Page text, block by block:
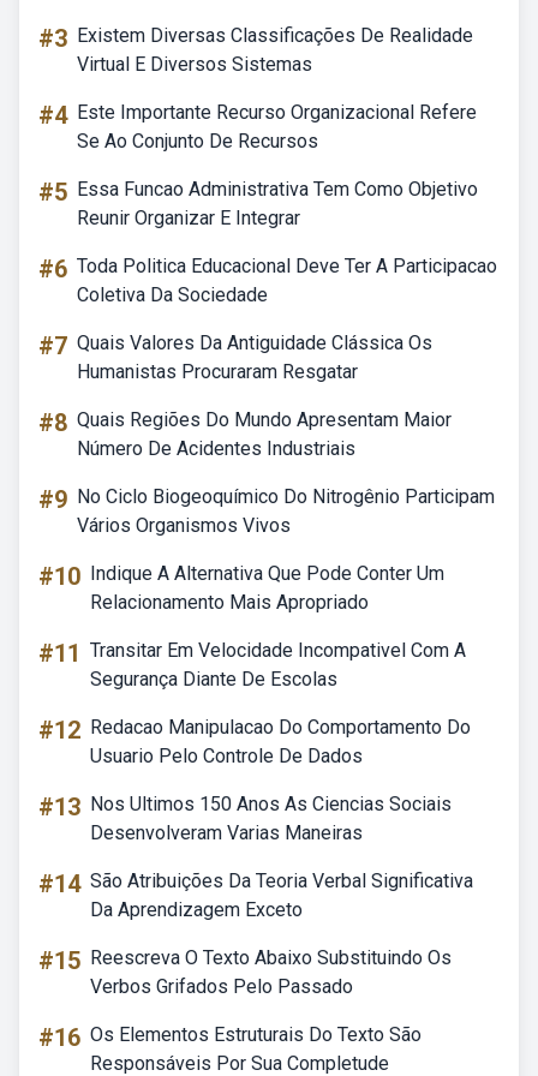
#3 Existem Diversas Classificações De Realidade
Virtual E Diversos Sistemas
#4 Este Importante Recurso Organizacional Refere
Se Ao Conjunto De Recursos
#5 Essa Funcao Administrativa Tem Como Objetivo
Reunir Organizar E Integrar
#6 Toda Politica Educacional Deve Ter A Participacao
Coletiva Da Sociedade
#7 Quais Valores Da Antiguidade Clássica Os
Humanistas Procuraram Resgatar
#8 Quais Regiões Do Mundo Apresentam Maior
Número De Acidentes Industriais
#9 No Ciclo Biogeoquímico Do Nitrogênio Participam
Vários Organismos Vivos
#10 Indique A Alternativa Que Pode Conter Um
Relacionamento Mais Apropriado
#11 Transitar Em Velocidade Incompativel Com A
Segurança Diante De Escolas
#12 Redacao Manipulacao Do Comportamento Do
Usuario Pelo Controle De Dados
#13 Nos Ultimos 150 Anos As Ciencias Sociais
Desenvolveram Varias Maneiras
#14 São Atribuições Da Teoria Verbal Significativa
Da Aprendizagem Exceto
#15 Reescreva O Texto Abaixo Substituindo Os
Verbos Grifados Pelo Passado
#16 Os Elementos Estruturais Do Texto São
Responsáveis Por Sua Completude